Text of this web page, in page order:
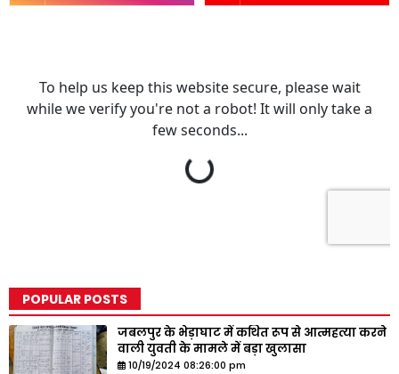
POPULAR POSTS
जबलपुर के भेड़ाघाट में कथित रूप से आत्महत्या करने
वाली युवती के मामले में बड़ा खुलासा
10/19/2024 08:26:00 pm